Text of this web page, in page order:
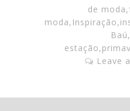
de moda,
moda, Inspiração,
Baú,
estação,
Leave